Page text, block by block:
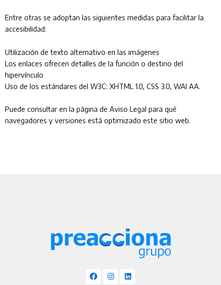
Entre otras se adoptan las siguientes medidas para facilitar la
accesibilidad:
Utilización de texto alternativo en las imágenes
Los enlaces ofrecen detalles de la función o destino del
hipervínculo
Uso de los estándares del W3C: XHTML 1.0, CSS 3.0, WAI AA.
Puede consultar en la página de Aviso Legal para qué
navegadores y versiones está optimizado este sitio web.